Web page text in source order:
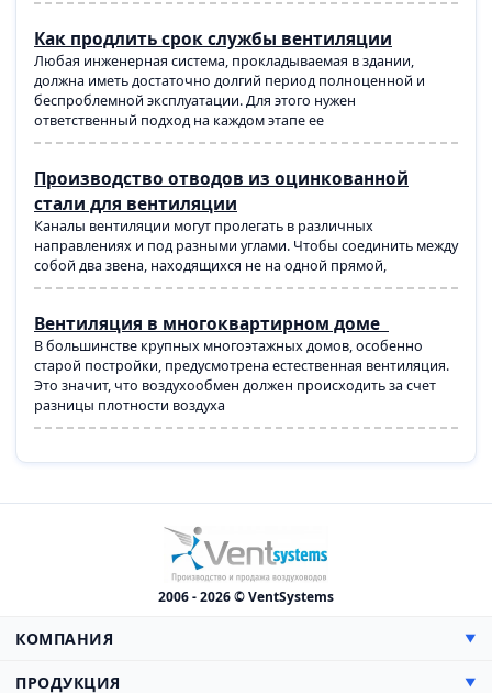
Как продлить срок службы вентиляции
Любая инженерная система, прокладываемая в здании,
должна иметь достаточно долгий период полноценной и
беспроблемной эксплуатации. Для этого нужен
ответственный подход на каждом этапе ее
Производство отводов из оцинкованной
стали для вентиляции
Каналы вентиляции могут пролегать в различных
направлениях и под разными углами. Чтобы соединить между
собой два звена, находящихся не на одной прямой,
Вентиляция в многоквартирном доме
В большинстве крупных многоэтажных домов, особенно
старой постройки, предусмотрена естественная вентиляция.
Это значит, что воздухообмен должен происходить за счет
разницы плотности воздуха
2006 - 2026 © VentSystems
КОМПАНИЯ ▼
О компании
ПРОДУКЦИЯ ▼